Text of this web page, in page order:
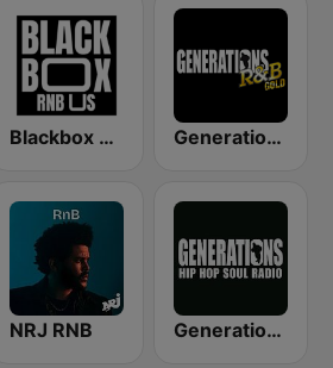
Blackbox RnB US Generations R&B Gold
NRJ RNB Generations FM